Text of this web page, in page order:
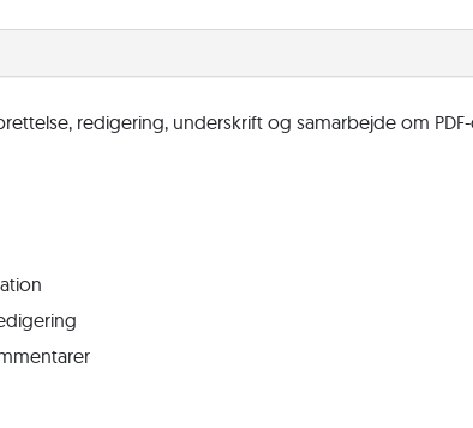
redigering, underskrift og samarbejde om